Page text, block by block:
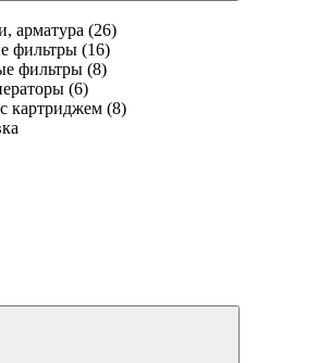
арматура (26)
фильтры (16)
фильтры (8)
(6)
картриджем (8)